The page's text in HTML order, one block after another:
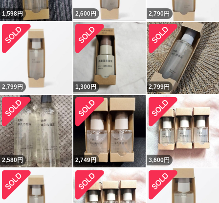
1,598円 2,600 円 2,790 円
2,799円 1,300円 2,799円
2,580円 2,749円 3,600円